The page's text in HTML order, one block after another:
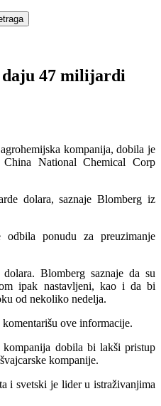
daju 47 milijardi
kompanija, dobila je
National Chemical Corp
dolara, saznaje Blomberg iz
ponudu za preuzimanje
Blomberg saznaje da su
ipak nastavljeni, kao i da bi
od nekoliko nedelja.
ove informacije.
kompanija dobila bi lakši pristup
kompanije.
i svetski je lider u istraživanjima